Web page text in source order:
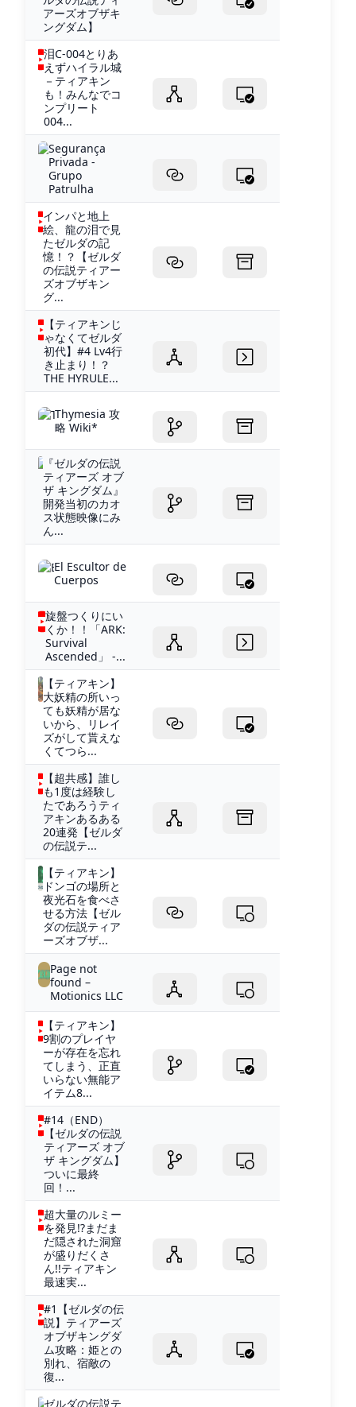
アーズオブザキ
ングダム】
泪C-004とりあ
えずハイラル城
－ティアキン
も！みんなでコ
ンプリート
004...
Segurança
Privada -
Grupo
Patrulha
インパと地上
絵、龍の泪で見
たゼルダの記
憶！？【ゼルダ
の伝説ティアー
ズオブザキン
グ...
【ティアキンじ
ゃなくてゼルダ
初代】#4 Lv4行
き止まり！？
THE HYRULE...
Thymesia 攻
略 Wiki*
『ゼルダの伝説
ティアーズ オブ
ザ キングダム』
開発当初のカオ
ス状態映像にみ
ん...
El Escultor de
Cuerpos
旋盤つくりにい
くか！！「ARK:
Survival
Ascended」 -...
【ティアキン】
大妖精の所いっ
ても妖精が居な
いから、リレイ
ズがして貰えな
くてつら...
【超共感】誰し
も1度は経験し
たであろうティ
アキンあるある
20連発【ゼルダ
の伝説テ...
【ティアキン】
ドンゴの場所と
夜光石を食べさ
せる方法【ゼル
ダの伝説ティア
ーズオブザ...
Page not
found –
Motionics LLC
【ティアキン】
9割のプレイヤ
ーが存在を忘れ
てしまう、正直
いらない無能ア
イテム8...
#14（END）
【ゼルダの伝説
ティアーズ オブ
ザ キングダム】
ついに最終
回！...
超大量のルミー
を発見!?まだま
だ隠された洞窟
が盛りだくさ
ん!!ティアキン
最速実...
#1【ゼルダの伝
説】ティアーズ
オブザキングダ
ム攻略：姫との
別れ、宿敵の
復...
ゼルダの伝説テ